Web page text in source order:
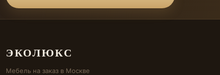
ЭКОЛЮКС
Мебель на заказ в Москве